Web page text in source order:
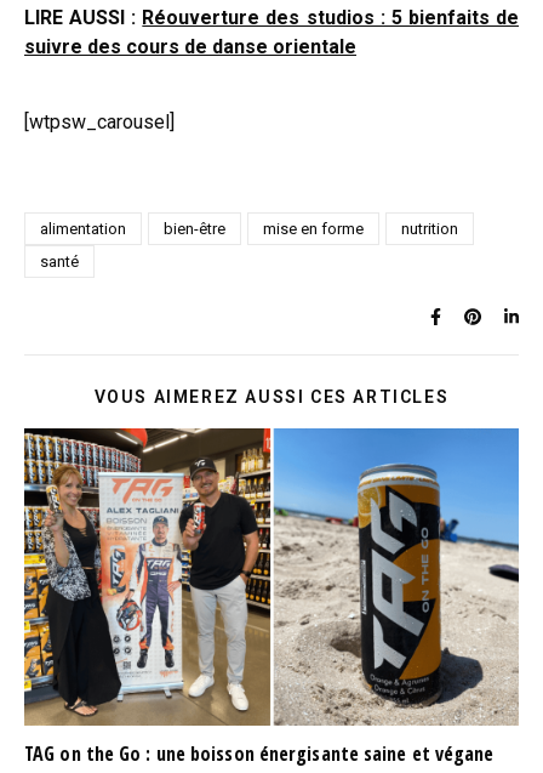
LIRE AUSSI : Réouverture des studios : 5 bienfaits de
suivre des cours de danse orientale
[wtpsw_carousel]
alimentation bien-être mise en forme
nutrition
santé
VOUS AIMEREZ AUSSI CES ARTICLES
TAG on the Go : une boisson énergisante saine et végane